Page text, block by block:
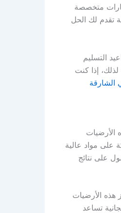
متخصصة
تقدم لك الحل
التسليم
إذا كنت
الشارقة
الأرضيات
على مواد عالية
على نتائج
هذه الأرضيات
تساعد